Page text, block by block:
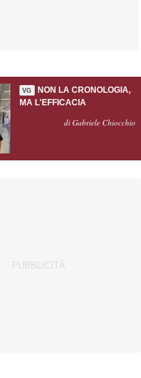
VG
NON LA CRONOLOGIA,
MA L'EFFICACIA
di Gabriele Chiocchio